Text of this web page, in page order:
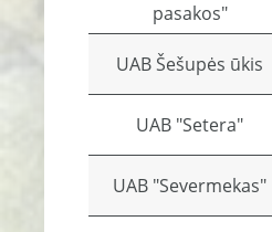
pasakos"
UAB Šešupės ūkis
UAB "Setera"
UAB "Severmekas"